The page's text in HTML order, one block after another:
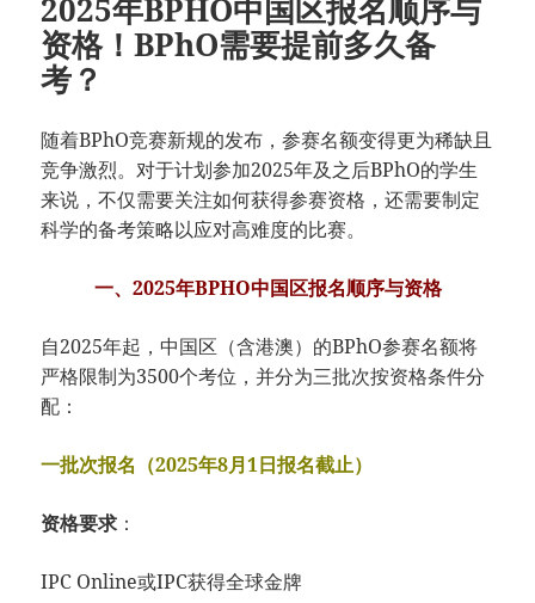
2025年BPHO中国区报名顺序与
资格！BPhO需要提前多久备
考？
随着BPhO竞赛新规的发布，参赛名额变得更为稀缺且
竞争激烈。对于计划参加2025年及之后BPhO的学生
来说，不仅需要关注如何获得参赛资格，还需要制定
科学的备考策略以应对高难度的比赛。
一、2025年BPHO中国区报名顺序与资格
自2025年起，中国区（含港澳）的BPhO参赛名额将
严格限制为3500个考位，并分为三批次按资格条件分
配：
一批次报名（2025年8月1日报名截止）
资格要求 ：
IPC Online或IPC获得全球金牌